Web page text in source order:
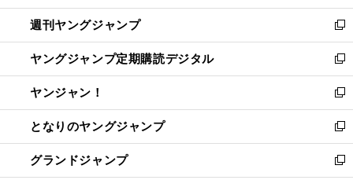
開
く
ウ
で
開
く
ン
ド
ウ
で
開
く
ウ
ィ
ン
ド
ウ
で
開
く
週刊ヤングジャンプ
新
し
い
ウ
ィ
ン
ド
ウ
で
開
ヤングジャンプ定期購読デジタル
新
し
い
ウ
ィ
ン
ド
ヤンジャン！
新
し
い
ウ
ィ
となりのヤングジャンプ
新
し
い
グランドジャンプ
新